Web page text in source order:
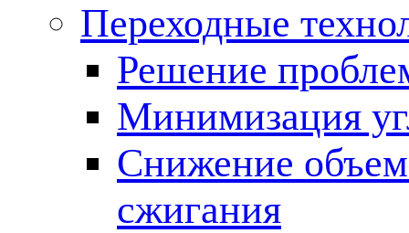
Переходные
Решение
Минимизация
Снижение
сжигания